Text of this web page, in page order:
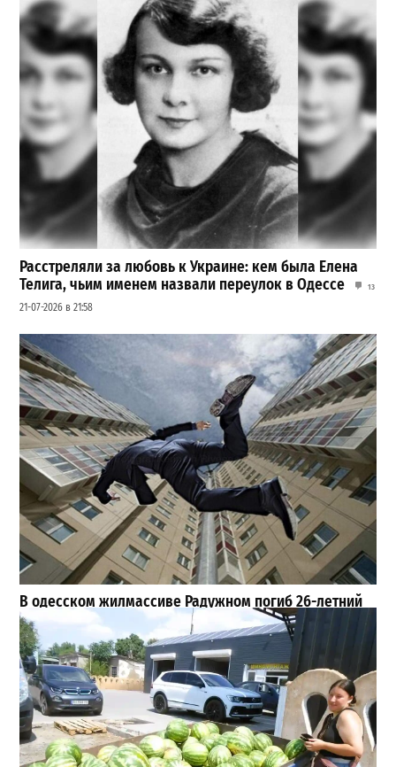
Расстреляли за любовь к Украине: кем была Елена
Телига, чьим именем назвали переулок в Одессе
13
21-07-2026 в 21:58
В одесском жилмассиве Радужном погиб 26-летний
мужчина: что известно
27-07-2026 в 13:47
Шезлонги, бунгало и VIP-зоны: сколько придется
заплатить за отдых в Аркадии
21-07-2026 в 19:23